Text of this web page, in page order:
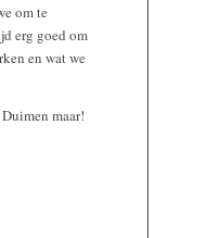
om te
erg goed om
en wat we
maar!